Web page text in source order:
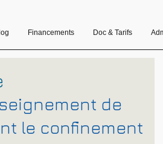
Financements Doc & Tarifs
de
le confinement